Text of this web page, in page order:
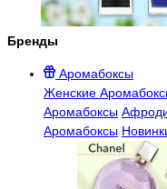
Бренды
Аромабоксы
Женские
Аромабоксы
Аромабоксы